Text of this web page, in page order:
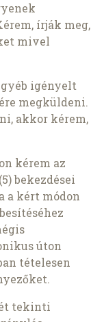
írják meg,
mivel
igényelt
megküldeni.
akkor kérem,
kérem az
bekezdései
a kért módon
úton
tételesen
tekinti